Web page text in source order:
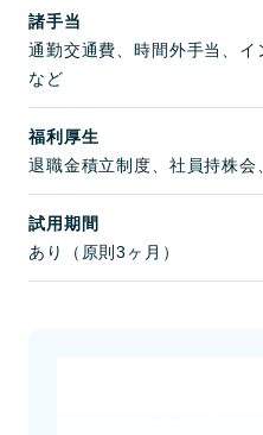
諸手当
通勤交通費、時間外手当、イ
など
福利厚生
退職金積立制度、社員持株
試用期間
あり（原則3ヶ月）